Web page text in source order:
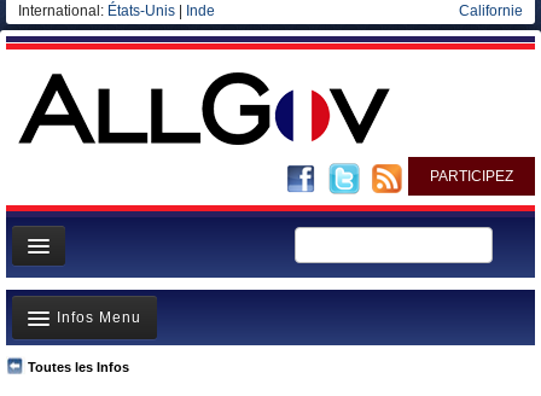
International: États-Unis Inde Californie
PARTICIPEZ
Page d'accueil
Infos
Gouvernement
Toutes les Infos
Infos Menu
A la Une